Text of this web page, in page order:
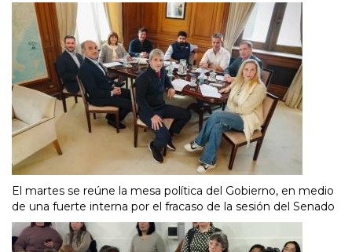
El martes se reúne la mesa política del Gobierno, en medio
de una fuerte interna por el fracaso de la sesión del Senado